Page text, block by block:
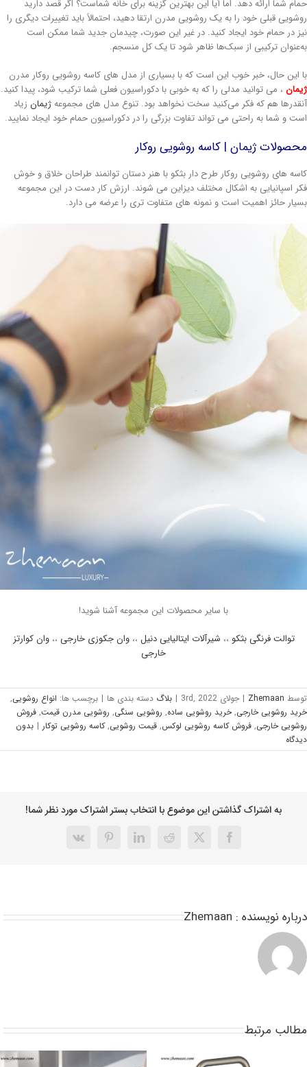
شما ارائه دهد. اما آیا این بهترین گزینه برای خانه شماست؟ اگر قصد دارید
قبلی خود را به یک روشویی مدرن ارتقا دهید، احتمالاً باید تغییرات دیگری را
در حمام خود ایجاد کنید. در غیر این صورت، چیدمان جدید شما ممکن است
ترکیبی از سبک‌ها ظاهر شود تا یک کل منسجم.
این حال، خبر خوب این است که با بسیاری از مدل های کاسه روشویی روکار مدرن
، می توانید مدلی را که به خوبی با دکوراسیون فعلی شما ترکیب شود، پیدا کنید.
هم که فکر می‌کنید سخت نخواهد بود. تنوع مدل های مجموعهژیمانزیاد
و شما به راحتی می تواند تفاوت بزرگی را در دکوراسیون حمام خود ایجاد نمایید.
ژیمان | کاسه روشویی روکار
های روشویی روکار طرح دار بثکو با هنر دستان توانمند طراحان خلاق و خوش
اسپانیایی به اشکال مختلف دیزاین می شوند. ارزش کار دست در این مجموعه
حائز اهمیت است و نمونه های متفاوت تری را عرضه می دارد.
با سایر محصولات این مجموعه آشنا شوید!
توالت فرنگی بثکو،،شیرآلات ایتالیایی دنیل،،وان جکوزی خارجی،،وان کوارتز
خارجی
Zhemaan
| جولای 3rd, 2022 | بلاگدسته بندی ها | برچسب ها:انواع روشویی,
روشویی خارجی,خرید روشویی ساده,روشویی سنگی,روشویی مدرن قیمت,فروش
خارجی,فروش کاسه روشویی لوکس,قیمت روشویی,کاسه روشویی توکار | بدون
به اشتراک گذاشتن این موضوع با انتخاب بستر اشتراک مورد نظر شما!
نویسنده : Zhemaan
مرتبط